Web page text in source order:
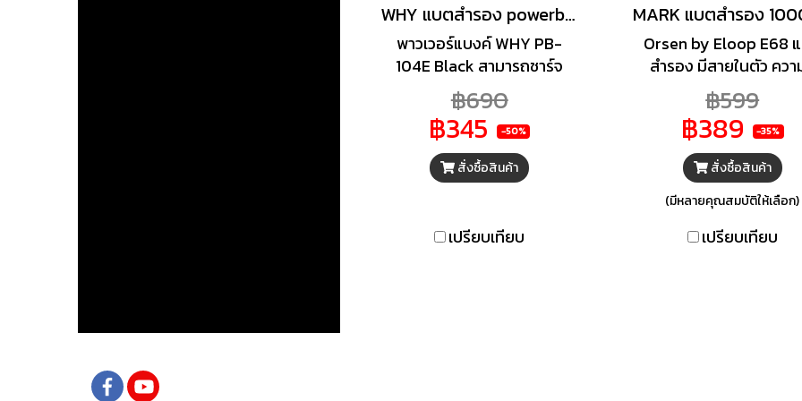
WHY แบตสำรอง powerbank 10,000 mAh PB-104E Black
พาวเวอร์แบงค์ WHY PB-
104E Black สามารถชาร์จ
อุปกรณ์จาก 0% - 100% โดยที่
ยังเหลือแบตเตอรี่ใช้งานกับ
อุปกรณ์อื่น พร้อมสายชาร์จใน
ตัวเครื่อง จำนวน 3 เส้น สาย
Type-C, Micro USB,
กัน มีหน้าจอแสดงปริมาณ
฿690
฿345 -50%
สั่งซื้อสินค้า
เปรียบเทียบ
Orsen by Eloop E68
สำรอง มีสายในตัว ควา
10500mAh ชาร์จเร็ว PD
45W 1 พอร์ต Type-C / 1
พอร์ต USB-A และ สายชา
ในตัว Type C Fast
Power Bank เข้ากันได้เกือ
อุปกรณ์ชาร์จเร็ว ไม่ว่าจะเ
สามารถใช้งานได้ทั้ง ชาร์จ
฿599
฿389 -35%
สั่งซื้อสินค้า
(มีหลายคุณสมบัติให้เลือก)
เปรียบเทียบ